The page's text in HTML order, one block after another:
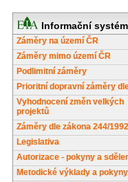
Informační
Záměry na území ČR
Záměry mimo území ČR
Podlimitní záměry
Prioritní dopravní záměry
Vyhodnocení změn velkých
projektů
Záměry dle zákona 244/
Legislativa
Autorizace - pokyny a
Metodické výklady a pokyny